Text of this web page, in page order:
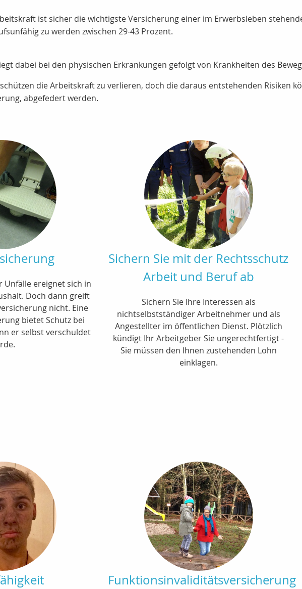
ist sicher die wichtigste Versicherung einer im Erwerbsleben
zu werden zwischen 29-43 Prozent.
dabei bei den physischen Erkrankungen gefolgt von Krankheiten des
die Arbeitskraft zu verlieren, doch die daraus entstehenden Risiken
abgefedert werden.
Unfälle ereignet sich in
Doch dann greift
nicht. Eine
bietet Schutz bei
er selbst verschuldet
Sichern Sie mit der Rechtsschutz
Arbeit und Beruf ab
Sichern Sie Ihre Interessen als
nichtselbstständiger Arbeitnehmer und als
Angestellter im öffentlichen Dienst. Plötzlich
kündigt Ihr Arbeitgeber Sie ungerechtfertigt -
Sie müssen den Ihnen zustehenden Lohn
einklagen.
Funktionsinvaliditätsversicherung